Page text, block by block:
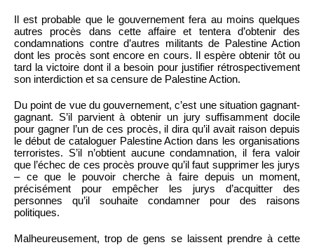
Il est probable que le gouvernement fera au moins quelques
autres procès dans cette affaire et tentera d’obtenir des
condamnations contre d’autres militants de Palestine Action
dont les procès sont encore en cours. Il espère obtenir tôt ou
tard la victoire dont il a besoin pour justifier rétrospectivement
son interdiction et sa censure de Palestine Action.
Du point de vue du gouvernement, c’est une situation gagnant-
gagnant. S’il parvient à obtenir un jury suffisamment docile
pour gagner l’un de ces procès, il dira qu’il avait raison depuis
le début de cataloguer Palestine Action dans les organisations
terroristes. S’il n’obtient aucune condamnation, il fera valoir
que l’échec de ces procès prouve qu’il faut supprimer les jurys
– ce que le pouvoir cherche à faire depuis un moment,
précisément pour empêcher les jurys d’acquitter des
personnes qu’il souhaite condamner pour des raisons
politiques.
Malheureusement, trop de gens se laissent prendre à cette